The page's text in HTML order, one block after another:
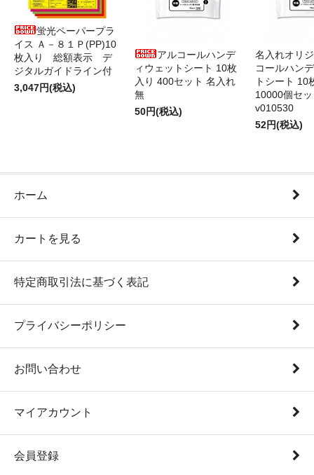
蛍光ペーパープラ
イス Ａ－８１Ｐ(PP)10
枚入り 総額表示 デ
ジタルガイドライン付
3,047円(税込)
アルコールハンデ
ィウェットシート 10枚
入り 400セット 名入れ
無
50円(税込)
名入れオリ
コールハン
トシート 10
10000個セ
v010530
52円(税込)
ホーム
カートを見る
特定商取引法に基づく表記
プライバシーポリシー
お問い合わせ
マイアカウント
会員登録